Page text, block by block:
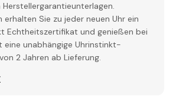
Herstellergarantieunterlagen.
erhalten Sie zu jeder neuen Uhr ein
Echtheitszertifikat und genießen bei
eine unabhängige Uhrinstinkt-
2 Jahren ab Lieferung.